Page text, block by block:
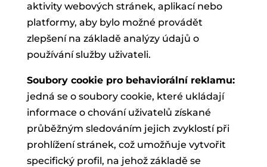
aktivity webových stránek, aplikací nebo
platformy, aby bylo možné provádět
zlepšení na základě analýzy údajů o
používání služby uživateli.
Soubory cookie pro behaviorální reklamu:
jedná se o soubory cookie, které ukládají
informace o chování uživatelů získané
průběžným sledováním jejich zvyklostí při
prohlížení stránek, což umožňuje vytvořit
specifický profil, na jehož základě se